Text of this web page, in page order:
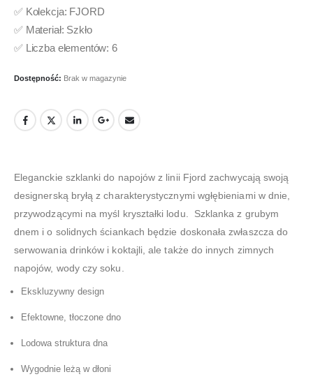
✅ Kolekcja: FJORD
✅ Materiał: Szkło
✅ Liczba elementów: 6
Dostępność: Brak w magazynie
Eleganckie szklanki do napojów z linii Fjord zachwycają swoją
designerską bryłą z charakterystycznymi wgłębieniami w dnie,
przywodzącymi na myśl kryształki lodu. Szklanka z grubym
dnem i o solidnych ściankach będzie doskonała zwłaszcza do
serwowania drinków i koktajli, ale także do innych zimnych
napojów, wody czy soku.
Ekskluzywny design
Efektowne, tłoczone dno
Lodowa struktura dna
Wygodnie leżą w dłoni